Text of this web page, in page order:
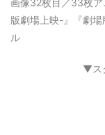
画像32枚目／33枚
版劇場上映-』『劇
ル
▼ス